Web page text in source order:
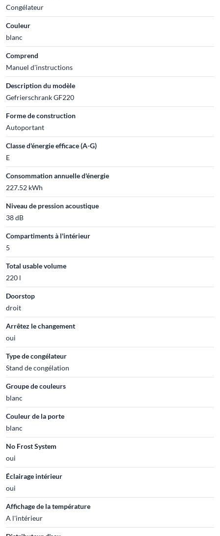
Congélateur
Couleur
blanc
Comprend
Manuel d'instructions
Description du modèle
Gefrierschrank GF220
Forme de construction
Autoportant
Classe d'énergie efficace (A-G)
E
Consommation annuelle d'énergie
227.52 kWh
Niveau de pression acoustique
38 dB
Compartiments à l'intérieur
5
Total usable volume
220 l
Doorstop
droit
Arrêtez le changement
oui
Type de congélateur
Stand de congélation
Groupe de couleurs
blanc
Couleur de la porte
blanc
No Frost System
oui
Éclairage intérieur
oui
Affichage de la température
A l'intérieur